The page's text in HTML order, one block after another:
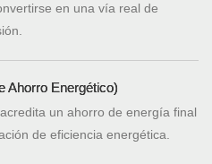
en una vía real de
Ahorro Energético)
un ahorro de energía final
de eficiencia energética.